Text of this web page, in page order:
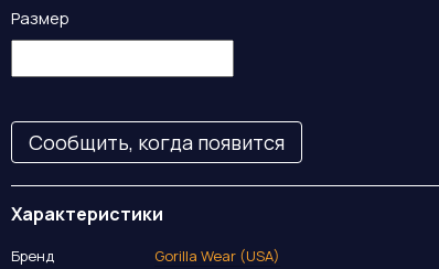
Размер
Сообщить, когда появится
Характеристики
Бренд
Gorilla Wear (USA)